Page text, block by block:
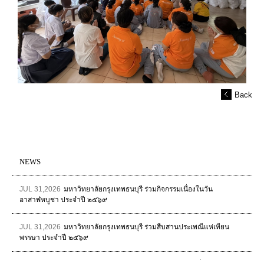
Back
NEWS
JUL 31,2026 มหาวิทยาลัยกรุงเทพธนบุรี ร่วมกิจกรรมเนื่องในวัน
อาสาฬหบูชา ประจำปี ๒๕๖๙
JUL 31,2026 มหาวิทยาลัยกรุงเทพธนบุรี ร่วมสืบสานประเพณีแห่เทียน
พรรษา ประจำปี ๒๕๖๙